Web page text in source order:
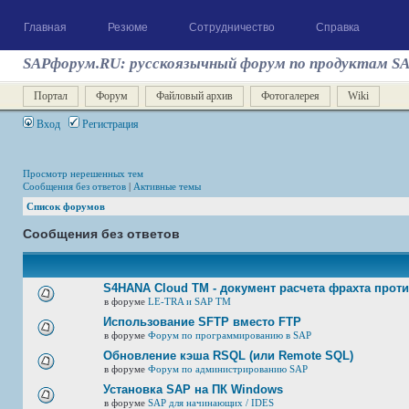
Главная Резюме Сотрудничество Справка
SAPфорум.RU: русскоязычный форум по продуктам
Портал Форум Файловый архив Фотогалерея Wiki
Вход Регистрация
Просмотр нерешенных тем
Сообщения без ответов | Активные темы
Список форумов
Сообщения без ответов
S4HANA Cloud TM - документ расчета фрахта
в форуме LE-TRA и SAP TM
Использование SFTP вместо FTP
в форуме Форум по программированию в SAP
Обновление кэша RSQL (или Remote SQL)
в форуме Форум по администрированию SAP
Установка SAP на ПК Windows
в форуме SAP для начинающих / IDES